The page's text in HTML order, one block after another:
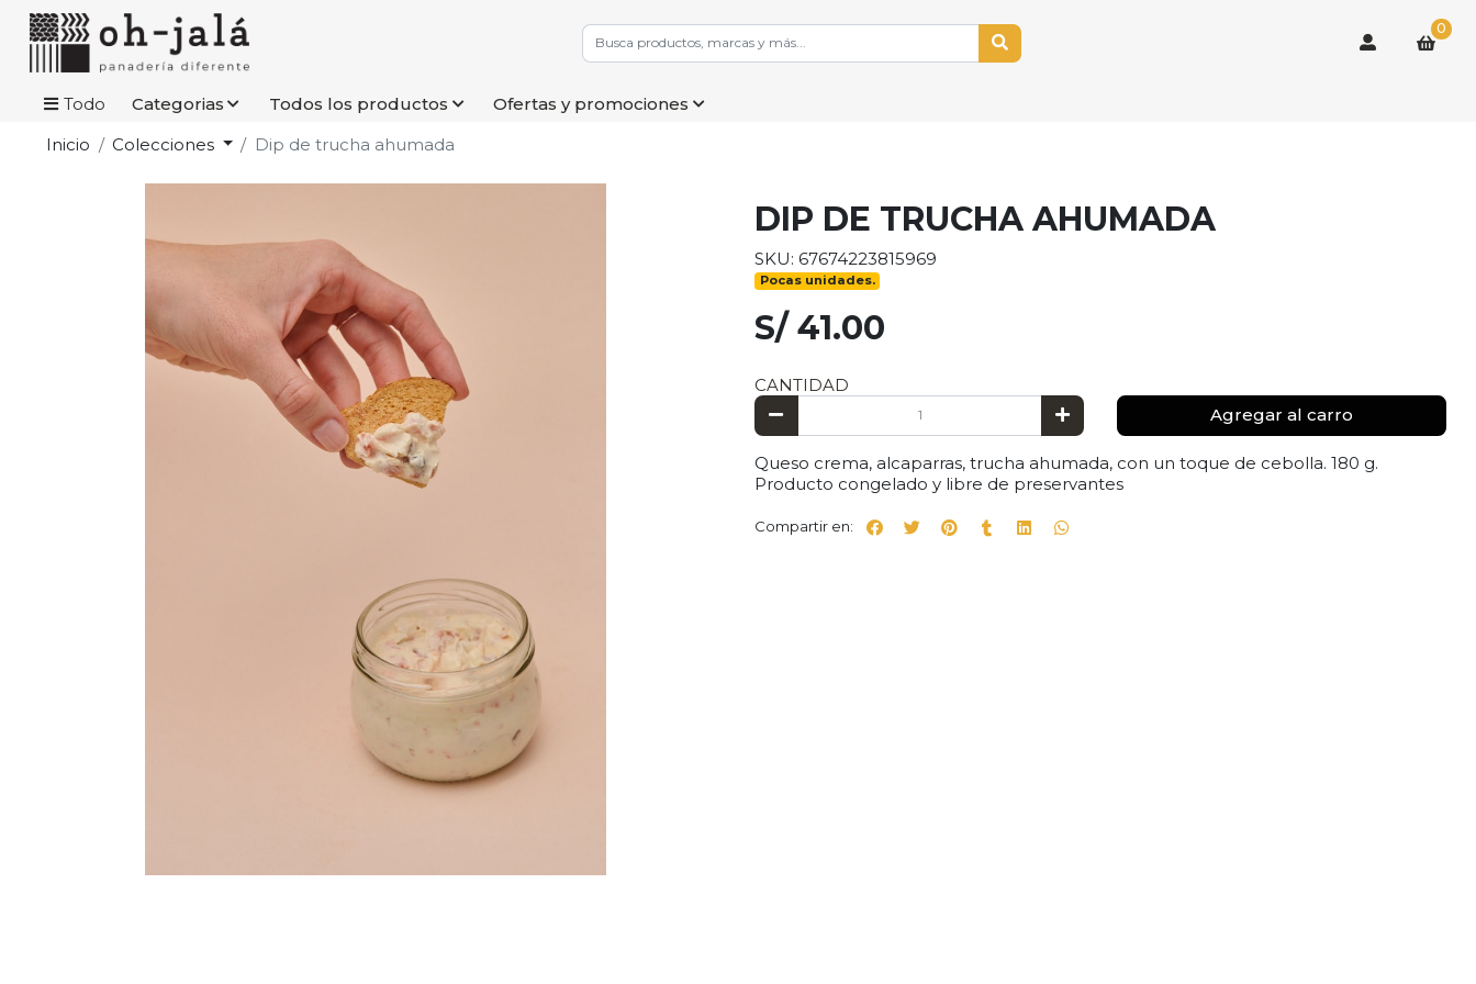
0
Todo Categorias Todos los productos
Ofertas y promociones
Inicio
Colecciones Dip de trucha ahumada
DIP DE TRUCHA AHUMADA
SKU: 67674223815969
Pocas unidades.
S/ 41.00
CANTIDAD
Agregar al carro
Queso crema, alcaparras, trucha ahumada, con un toque de cebolla. 180 g.
Producto congelado y libre de preservantes
Compartir en: